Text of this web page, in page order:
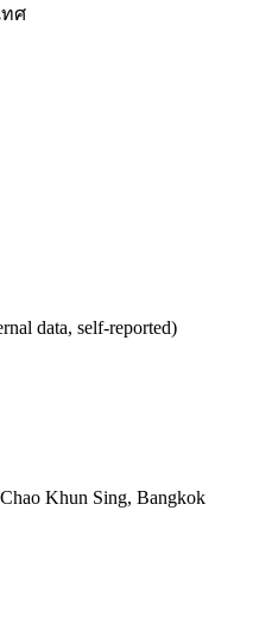
ทศ
data, self-reported)
Khun Sing, Bangkok